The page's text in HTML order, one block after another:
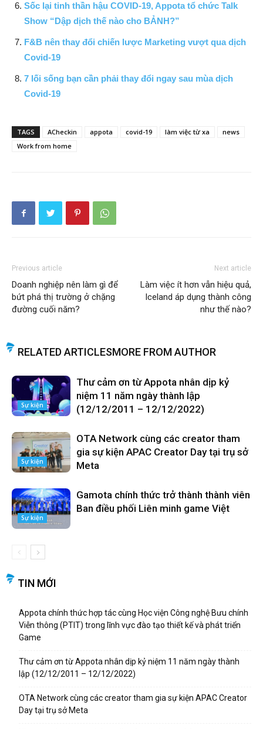
Sốc lại tinh thần hậu COVID-19, Appota tổ chức Talk
Show “Dập dịch thế nào cho BẢNH?”
F&B nên thay đổi chiến lược Marketing vượt qua dịch
Covid-19
7 lối sống bạn cần phải thay đổi ngay sau mùa dịch
Covid-19
TAGS ACheckin appota covid-19 làm việc từ xa
news
Work from home
Previous article
Doanh nghiệp nên làm gì để
bứt phá thị trường ở chặng
đường cuối năm?
Next article
Làm việc ít hơn vẫn hiệu quả,
Iceland áp dụng thành công
như thế nào?
RELATED ARTICLESMORE FROM AUTHOR
Sự kiện
Thư cảm ơn từ Appota nhân dịp kỷ
niệm 11 năm ngày thành lập
(12/12/2011 – 12/12/2022)
Sự kiện
OTA Network cùng các creator tham
gia sự kiện APAC Creator Day tại trụ sở
Meta
Sự kiện
Gamota chính thức trở thành thành viên
Ban điều phối Liên minh game Việt
TIN MỚI
Appota chính thức hợp tác cùng Học viện Công nghệ Bưu chính
Viễn thông (PTIT) trong lĩnh vực đào tạo thiết kế và phát triển
Game
Thư cảm ơn từ Appota nhân dịp kỷ niệm 11 năm ngày thành
lập (12/12/2011 – 12/12/2022)
OTA Network cùng các creator tham gia sự kiện APAC Creator
Day tại trụ sở Meta